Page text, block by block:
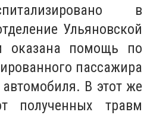
в
Ульяновской
оказана помощь по
пассажира
В этот же
полученных травм